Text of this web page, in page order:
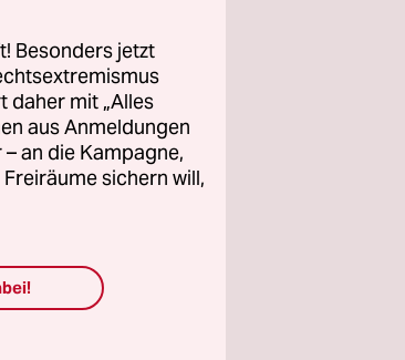
Besonders jetzt
daher mit „Alles
aus Anmeldungen
an die Kampagne,
sichern will,